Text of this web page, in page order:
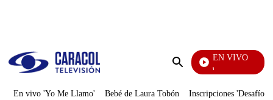
Enviar
EN VIVO
Tour De Francia
En vivo 'Yo Me Llamo' Bebé de Laura Tobón Inscripciones 'Desafío'